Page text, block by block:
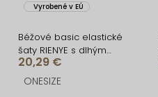
Vyrobené v EÚ
Béžové basic elastické
šaty RIENYE s dlhým
rukávom
20,29 €
ONESIZE